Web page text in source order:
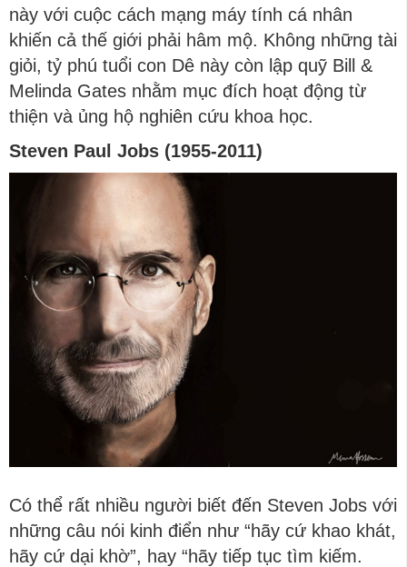
này với cuộc cách mạng máy tính cá nhân
khiến cả thế giới phải hâm mộ. Không những tài
giỏi, tỷ phú tuổi con Dê này còn lập quỹ Bill &
Melinda Gates nhằm mục đích hoạt động từ
thiện và ủng hộ nghiên cứu khoa học.
Steven Paul Jobs (1955-2011)
Có thể rất nhiều người biết đến Steven Jobs với
những câu nói kinh điển như “hãy cứ khao khát,
hãy cứ dại khờ”, hay “hãy tiếp tục tìm kiếm.